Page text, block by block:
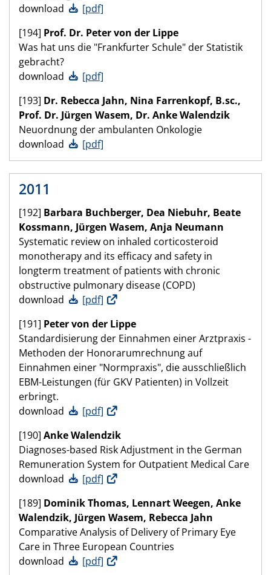
download
[pdf]
[194] Prof. Dr. Peter von der Lippe
Was hat uns die "Frankfurter Schule" der Statistik
gebracht?
download
[pdf]
[193] Dr. Rebecca Jahn, Nina Farrenkopf, B.sc.,
Prof. Dr. Jürgen Wasem, Dr. Anke Walendzik
Neuordnung der ambulanten Onkologie
download
[pdf]
2011
[192] Barbara Buchberger, Dea Niebuhr, Beate
Kossmann, Jürgen Wasem, Anja Neumann
Systematic review on inhaled corticosteroid
monotherapy and its efficacy and safety in
longterm treatment of patients with chronic
obstructive pulmonary disease (COPD)
download
[pdf]
[191] Petervon der Lippe
Standardisierung der Einnahmen einer Arztpraxis -
Methoden der Honorarumrechnung auf
Einnahmen einer "Normpraxis", die ausschließlich
EBM-Leistungen (für GKV Patienten) in Vollzeit
erbringt.
download
[pdf]
[190] Anke Walendzik
Diagnoses-based Risk Adjustment in the German
Remuneration System for Outpatient Medical Care
download
[pdf]
[189] Dominik Thomas, Lennart Weegen, Anke
Walendzik, Jürgen Wasem, Rebecca Jahn
Comparative Analysis of Delivery of Primary Eye
Care in Three European Countries
download
[pdf]